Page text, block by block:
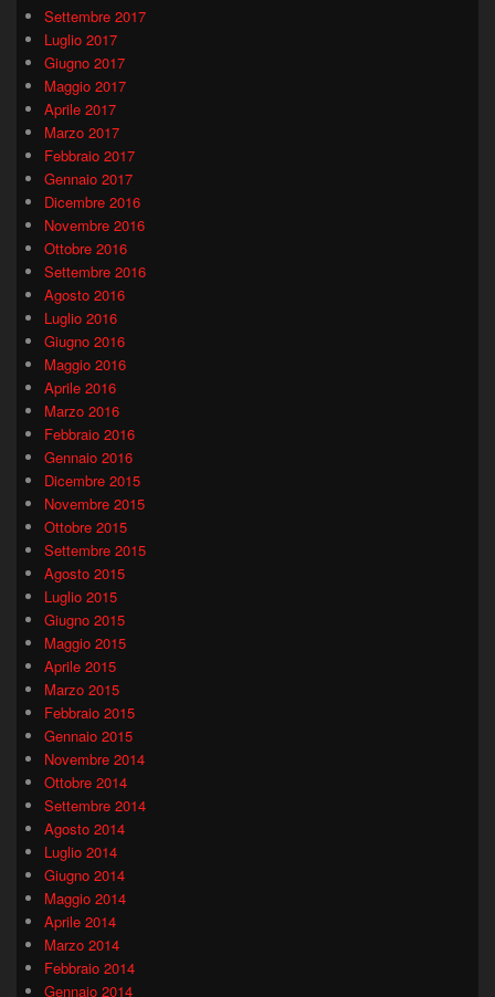
Settembre 2017
Luglio 2017
Giugno 2017
Maggio 2017
Aprile 2017
Marzo 2017
Febbraio 2017
Gennaio 2017
Dicembre 2016
Novembre 2016
Ottobre 2016
Settembre 2016
Agosto 2016
Luglio 2016
Giugno 2016
Maggio 2016
Aprile 2016
Marzo 2016
Febbraio 2016
Gennaio 2016
Dicembre 2015
Novembre 2015
Ottobre 2015
Settembre 2015
Agosto 2015
Luglio 2015
Giugno 2015
Maggio 2015
Aprile 2015
Marzo 2015
Febbraio 2015
Gennaio 2015
Novembre 2014
Ottobre 2014
Settembre 2014
Agosto 2014
Luglio 2014
Giugno 2014
Maggio 2014
Aprile 2014
Marzo 2014
Febbraio 2014
Gennaio 2014